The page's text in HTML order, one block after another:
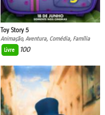
Toy Story 5
Animação, Aventura, Comédia, Família
Livre
100